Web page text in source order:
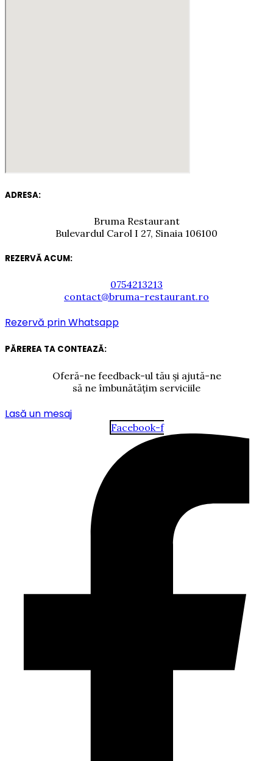
ADRESA:
Bruma Restaurant
Bulevardul Carol I 27, Sinaia 106100
REZERVĂ ACUM:
0754213213
contact@bruma-restaurant.ro
Rezervă prin Whatsapp
PĂREREA TA CONTEAZĂ:
Oferă-ne feedback-ul tău și ajută-ne
să ne îmbunătățim serviciile
Lasă un mesaj
Facebook-f